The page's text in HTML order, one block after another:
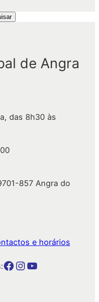
de Angra
das 8h30 às
857 Angra do
e horários
Botão para a página da autarquia no Facebook Botão para a página da autarquia no Instagram Botão para a página da autarquia no Youtube